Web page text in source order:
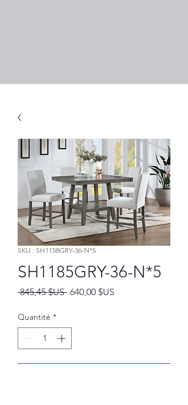
SKU : SH1158GRY-36-N*5
SH1185GRY-36-N*5
845,45 $US Prix
640,00 $US
Quantité *